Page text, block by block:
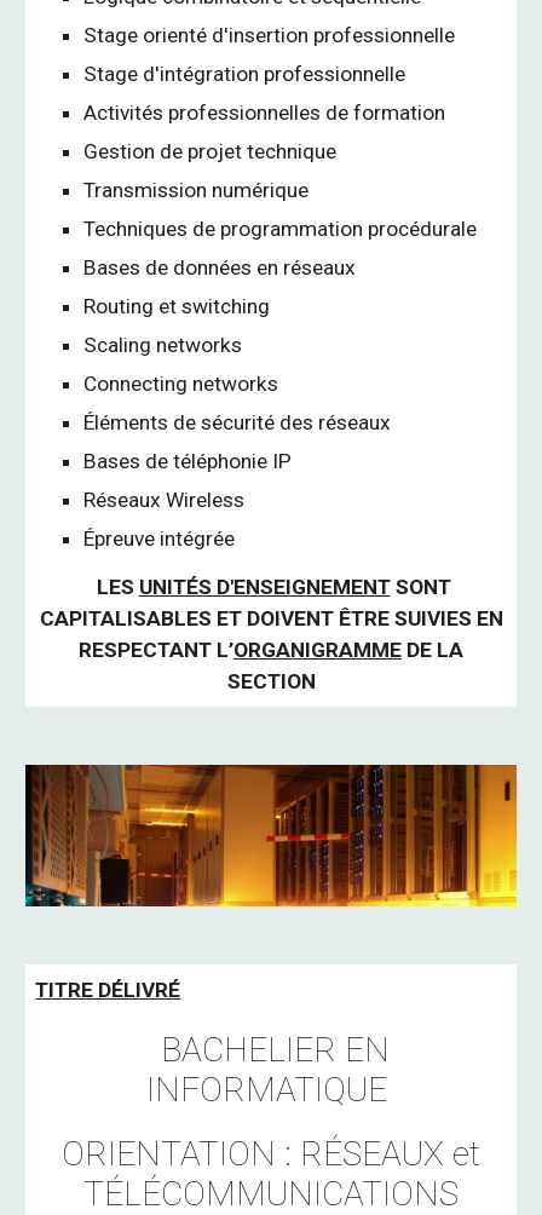
Stage orienté d'insertion professionnelle
Stage d'intégration professionnelle
Activités professionnelles de formation
Gestion de projet technique
Transmission numérique
Techniques de programmation procédurale
Bases de données en réseaux
Routing et switching
Scaling networks
Connecting networks
Éléments de sécurité des réseaux
Bases de téléphonie IP
Réseaux Wireless
Épreuve intégrée
LES UNITÉS D'ENSEIGNEMENTSONT
CAPITALISABLES ET DOIVENT ÊTRE SUIVIES EN
RESPECTANT L’ORGANIGRAMME DE LA
SECTION
TITRE DÉLIVRÉ
BACHELIER EN
INFORMATIQUE
ORIENTATION : RÉSEAUX et
TÉLÉCOMMUNICATIONS